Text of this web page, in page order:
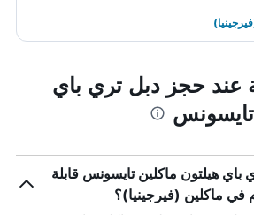
عند حجز دبل تري باي
تايسونس
هيلتون ماكلين تايسونس قابلة